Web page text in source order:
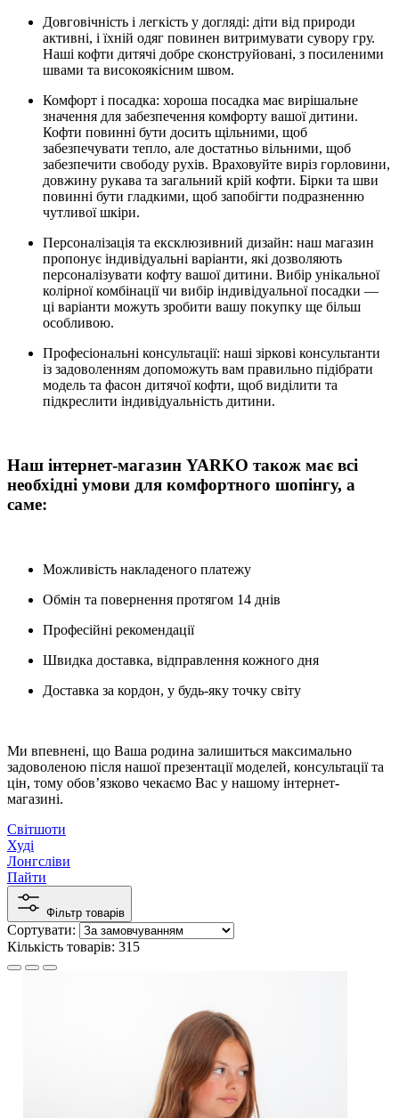
Довговічність і легкість у догляді: діти від природи
активні, і їхній одяг повинен витримувати сувору гру.
Наші кофти дитячі добре сконструйовані, з посиленими
швами та високоякісним швом.
Комфорт і посадка: хороша посадка має вирішальне
значення для забезпечення комфорту вашої дитини.
Кофти повинні бути досить щільними, щоб
забезпечувати тепло, але достатньо вільними, щоб
забезпечити свободу рухів. Враховуйте виріз горловини,
довжину рукава та загальний крій кофти. Бірки та шви
повинні бути гладкими, щоб запобігти подразненню
чутливої шкіри.
Персоналізація та ексклюзивний дизайн: наш магазин
пропонує індивідуальні варіанти, які дозволяють
персоналізувати кофту вашої дитини. Вибір унікальної
колірної комбінації чи вибір індивідуальної посадки —
ці варіанти можуть зробити вашу покупку ще більш
особливою.
Професіональні консультації: наші зіркові консультанти
із задоволенням допоможуть вам правильно підібрати
модель та фасон дитячої кофти, щоб виділити та
підкреслити індивідуальність дитини.
Наш інтернет-магазин YARKO також має всі
необхідні умови для комфортного шопінгу, а
саме:
Можливість накладеного платежу
Обмін та повернення протягом 14 днів
Професійні рекомендації
Швидка доставка, відправлення кожного дня
Доставка за кордон, у будь-яку точку світу
Ми впевнені, що Ваша родина залишиться максимально
задоволеною після нашої презентації моделей, консультації та
цін, тому обов’язково чекаємо Вас у нашому інтернет-
магазині.
Світшоти
Худі
Лонгсліви
Пайти
Фільтр товарів
Сортувати:
Кількість товарів: 315